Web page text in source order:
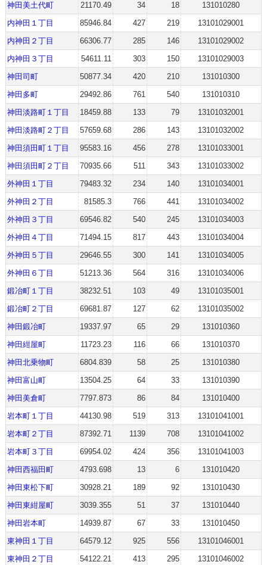
神田美土代町
21170.49 34 18
131010280
内神田１丁目
85946.84 427 219
13101029001
内神田２丁目
66306.77 285 146
13101029002
内神田３丁目
54611.11 303 150
13101029003
神田司町
50877.34 420 210
131010300
神田多町
29492.86 761 540
131010310
神田淡路町１丁目
18459.88 133 79
13101032001
神田淡路町２丁目
57659.68 286 143
13101032002
神田須田町１丁目
95583.16 456 278
13101033001
神田須田町２丁目
70935.66 511 343
13101033002
外神田１丁目
79483.32 234 140
13101034001
外神田２丁目
81585.3 766 441
13101034002
外神田３丁目
69546.82 540 245
13101034003
外神田４丁目
71494.15 817 443
13101034004
外神田５丁目
29646.55 300 141
13101034005
外神田６丁目
51213.36 564 316
13101034006
鍛冶町１丁目
38232.51 103 49
13101035001
鍛冶町２丁目
69681.87 127 62
13101035002
神田鍛冶町
19337.97 65 29
131010360
神田紺屋町
11723.23 116 66
131010370
神田北乗物町
6804.839 58 25
131010380
神田富山町
13504.25 64 33
131010390
神田美倉町
7797.873 86 84
131010400
岩本町１丁目
44130.98 519 313
13101041001
岩本町２丁目
87392.71 1139 708
13101041002
岩本町３丁目
69954.02 424 356
13101041003
神田西福田町
4793.698 13 6
131010420
神田東松下町
30928.21 189 92
131010430
神田東紺屋町
3039.355 51 37
131010440
神田岩本町
14939.87 67 33
131010450
東神田１丁目
64579.12 925 556
13101046001
東神田２丁目
54122.21 413 295 13101046002